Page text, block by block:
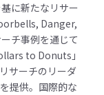
に新たなリサー
Danger,
チ事例を通じて
to Donuts」
サーチのリーダ
提供。国際的な